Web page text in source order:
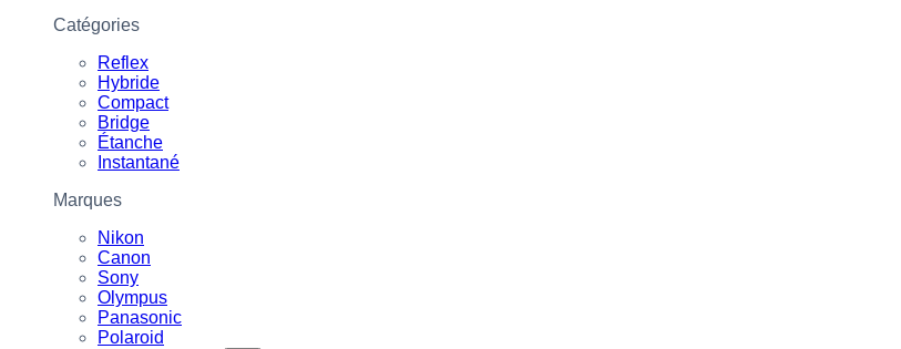
Catégories
Reflex
Hybride
Compact
Bridge
Étanche
Instantané
Marques
Nikon
Canon
Sony
Olympus
Panasonic
Polaroid